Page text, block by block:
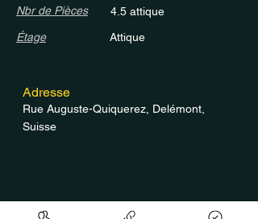
Nbr de Pièces
Étage
4.5 attique
Attique
Adresse
Rue Auguste-Quiquerez, Delémont,
Suisse